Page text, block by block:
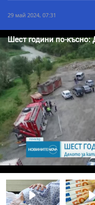
29 май 2024, 07:31